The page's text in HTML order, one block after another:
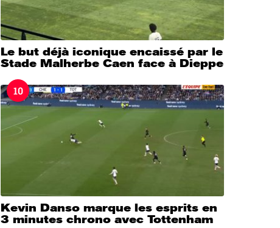
Le but déjà iconique encaissé par le
Stade Malherbe Caen face à Dieppe
10
Kevin Danso marque les esprits en
3 minutes chrono avec Tottenham